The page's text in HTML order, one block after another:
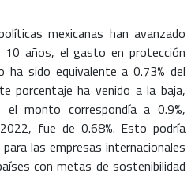
mexicanas han avanzado
años, el gasto en protección
ha sido equivalente a 0.73% del
porcentaje ha venido a la baja,
monto correspondía a 0.9%,
fue de 0.68%. Esto podría
las empresas internacionales
con metas de sostenibilidad